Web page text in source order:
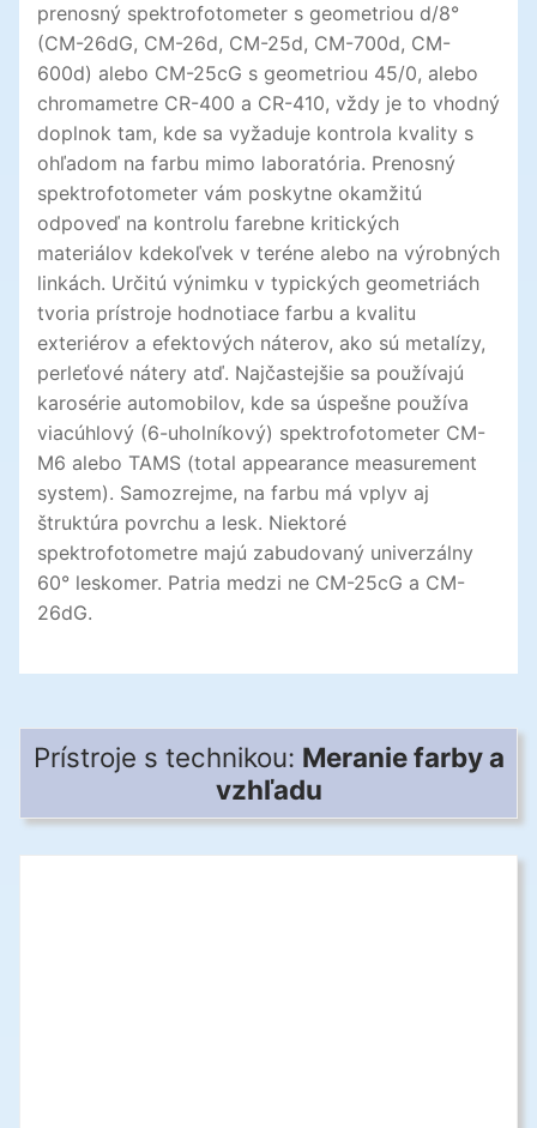
prenosný spektrofotometer s geometriou d/8°
(CM-26dG, CM-26d, CM-25d, CM-700d, CM-
600d) alebo CM-25cG s geometriou 45/0, alebo
chromametre CR-400 a CR-410, vždy je to vhodný
doplnok tam, kde sa vyžaduje kontrola kvality s
ohľadom na farbu mimo laboratória. Prenosný
spektrofotometer vám poskytne okamžitú
odpoveď na kontrolu farebne kritických
materiálov kdekoľvek v teréne alebo na výrobných
linkách. Určitú výnimku v typických geometriách
tvoria prístroje hodnotiace farbu a kvalitu
exteriérov a efektových náterov, ako sú metalízy,
perleťové nátery atď. Najčastejšie sa používajú
karosérie automobilov, kde sa úspešne používa
viacúhlový (6-uholníkový) spektrofotometer CM-
M6 alebo TAMS (total appearance measurement
system). Samozrejme, na farbu má vplyv aj
štruktúra povrchu a lesk. Niektoré
spektrofotometre majú zabudovaný univerzálny
60° leskomer. Patria medzi ne CM-25cG a CM-
26dG.
Prístroje s technikou: Meranie farby a
vzhľadu